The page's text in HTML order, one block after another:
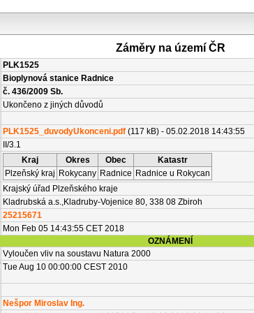
Záměry na území ČR
PLK1525
Bioplynová stanice Radnice
č. 436/2009 Sb.
Ukončeno z jiných důvodů
PLK1525_duvodyUkonceni.pdf (117 kB) - 05.02.2018 14:43:55
II/3.1
Kraj Okres Obec
Katastr
Plzeňský kraj Rokycany Radnice Radnice u Rokycan
Krajský úřad Plzeňského kraje
Kladrubská a.s.,Kladruby-Vojenice 80, 338 08 Zbiroh
25215671
Mon Feb 05 14:43:55 CET 2018
OZNÁMENÍ
Vyloučen vliv na soustavu Natura 2000
Tue Aug 10 00:00:00 CEST 2010
Nešpor Miroslav Ing.